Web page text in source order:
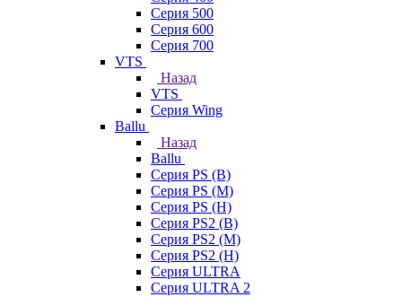
Серия 500
Серия 600
Серия 700
VTS
Назад
VTS
Серия Wing
Ballu
Назад
Ballu
Серия PS (B)
Серия PS (M)
Серия PS (H)
Серия PS2 (B)
Серия PS2 (M)
Серия PS2 (H)
Серия ULTRA
Серия ULTRA 2